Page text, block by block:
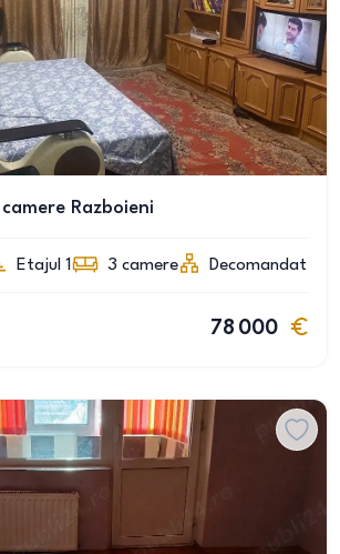
Razboieni
Etajul 1 3 camere Decomandat
78 000